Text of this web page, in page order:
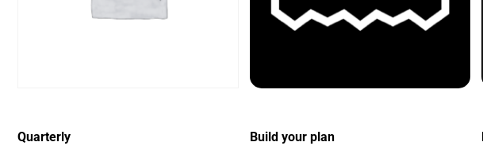
Quarterly Build your plan